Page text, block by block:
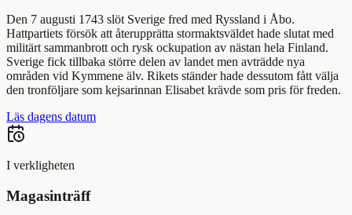
Den 7 augusti 1743 slöt Sverige fred med Ryssland i Åbo.
Hattpartiets försök att återupprätta stormaktsväldet hade slutat med
militärt sammanbrott och rysk ockupation av nästan hela Finland.
Sverige fick tillbaka större delen av landet men avträdde nya
områden vid Kymmene älv. Rikets ständer hade dessutom fått välja
den tronföljare som kejsarinnan Elisabet krävde som pris för freden.
Läs dagens datum
I verkligheten
Magasinträff